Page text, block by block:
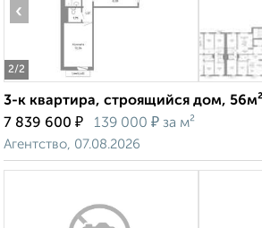
2/2
‹
3-к квартира, строящийся дом,
7 839 600 ₽ 139 000 ₽ за м²
Агентство, 07.08.2026